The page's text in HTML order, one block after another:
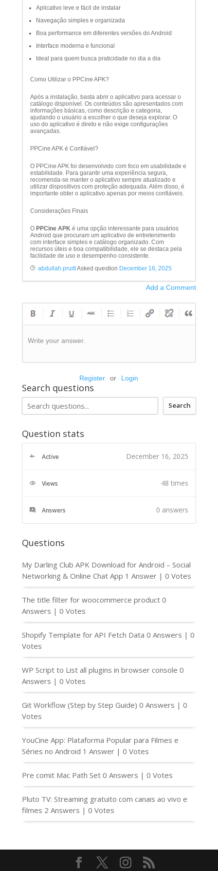
Aplicativo leve e fácil de instalar
Navegação simples e organizada
Boa performance em diferentes versões do Android
Interface moderna e funcional
Ideal para quem busca praticidade no dia a dia
Como Utilizar o PPCine APK?
Após a instalação, basta abrir o aplicativo para acessar o
catálogo disponível. Os conteúdos são apresentados com
informações básicas, como descrição e categoria,
ajudando o usuário a escolher o que deseja explorar. O
uso do aplicativo é direto e não exige configurações
avançadas.
PPCine APK é Confiável?
O PPCine APK foi desenvolvido com foco em usabilidade e
estabilidade. Para garantir uma experiência segura,
recomenda-se manter o aplicativo sempre atualizado e
utilizar dispositivos com proteção adequada. Além disso, é
importante obter o aplicativo apenas por meios confiáveis.
Considerações Finais
O PPCine APK é uma opção interessante para usuários
Android que procuram um aplicativo de entretenimento
com interface simples e catálogo organizado. Com
recursos úteis e boa compatibilidade, ele se destaca pela
facilidade de uso e desempenho consistente.
abdullah.pruittAsked question December 16, 2025
Add a Comment
Write your answer.
Register or Login
Search questions
Search
Question stats
Active December 16, 2025
Views 48 times
Answers 0 answers
Questions
My Darling Club APK Download for Android – Social
Networking & Online Chat App 1 Answer | 0 Votes
The title filter for woocommerce product 0
Answers | 0 Votes
Shopify Template for API Fetch Data 0 Answers | 0
Votes
WP Script to List all plugins in browser console 0
Answers | 0 Votes
Git Workflow (Step by Step Guide) 0 Answers | 0
Votes
YouCine App: Plataforma Popular para Filmes e
Séries no Android 1 Answer | 0 Votes
Pre comit Mac Path Set 0 Answers | 0 Votes
Pluto TV: Streaming gratuito com canais ao vivo e
filmes 2 Answers | 0 Votes